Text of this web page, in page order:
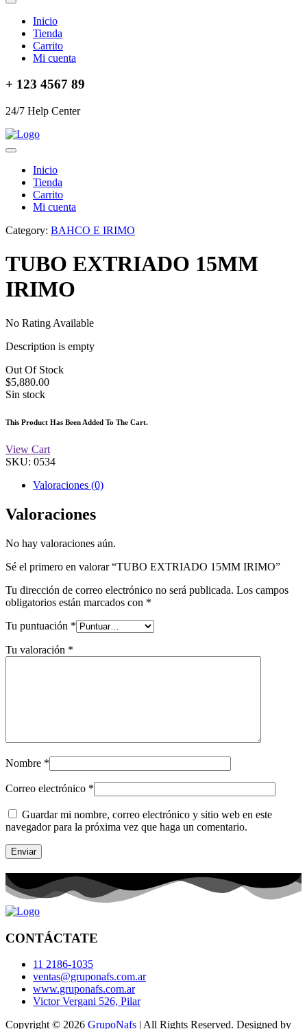
Inicio
Tienda
Carrito
Mi cuenta
+ 123 4567 89
24/7 Help Center
Inicio
Tienda
Carrito
Mi cuenta
Category: BAHCO E IRIMO
TUBO EXTRIADO 15MM
IRIMO
No Rating Available
Description is empty
Out Of Stock
$5,880.00
Sin stock
This Product Has Been Added To The Cart.
View Cart
SKU: 0534
Valoraciones (0)
Valoraciones
No hay valoraciones aún.
Sé el primero en valorar “TUBO EXTRIADO 15MM IRIMO”
Tu dirección de correo electrónico no será publicada. Los campos
obligatorios están marcados con *
Tu puntuación *
Tu valoración *
Nombre *
Correo electrónico *
Guardar mi nombre, correo electrónico y sitio web en este
navegador para la próxima vez que haga un comentario.
CONTÁCTATE
11 2186-1035
ventas@gruponafs.com.ar
www.gruponafs.com.ar
Victor Vergani 526, Pilar
Copyright © 2026 GrupoNafs | All Rights Reserved. Designed by